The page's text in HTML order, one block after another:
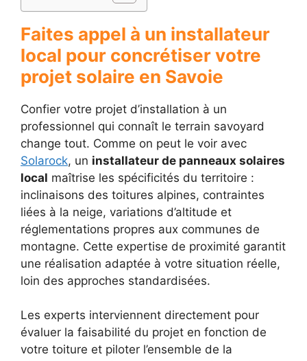
Faites appel à un installateur
local pour concrétiser votre
projet solaire en Savoie
Confier votre projet d’installation à un
professionnel qui connaît le terrain savoyard
change tout. Comme on peut le voir avec
Solarock, un installateur de panneaux solaires
local maîtrise les spécificités du territoire :
inclinaisons des toitures alpines, contraintes
liées à la neige, variations d’altitude et
réglementations propres aux communes de
montagne. Cette expertise de proximité garantit
une réalisation adaptée à votre situation réelle,
loin des approches standardisées.
Les experts interviennent directement pour
évaluer la faisabilité du projet en fonction de
votre toiture et piloter l’ensemble de la